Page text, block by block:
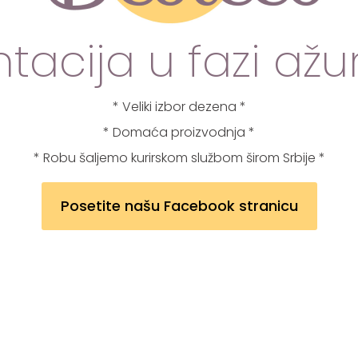
u fazi
* Veliki izbor dezena *
* Domaća proizvodnja *
* Robu šaljemo kurirskom službom širom Srbije *
Posetite našu Facebook stranicu